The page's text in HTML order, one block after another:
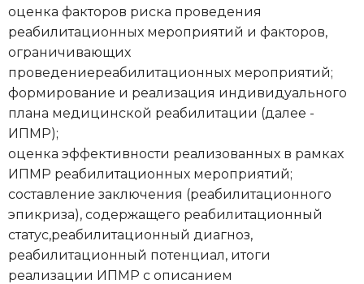
оценка факторов риска проведения
реабилитационных мероприятий и факторов,
ограничивающих
проведениереабилитационных мероприятий;
формирование и реализация индивидуального
плана медицинской реабилитации (далее -
ИПМР);
оценка эффективности реализованных в рамках
ИПМР реабилитационных мероприятий;
составление заключения (реабилитационного
эпикриза), содержащего реабилитационный
статус,реабилитационный диагноз,
реабилитационный потенциал, итоги
реализации ИПМР с описанием